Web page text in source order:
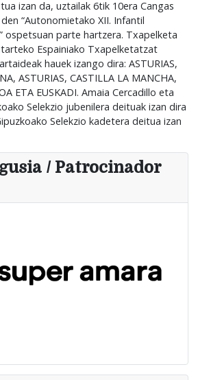
izan da, uztailak 6tik 10era Cangas
“Autonomietako XII. Infantil
ospetsuan parte hartzera. Txapelketa
Espainiako Txapelketatzat
hauek izango dira: ASTURIAS,
ASTURIAS, CASTILLA LA MANCHA,
ETA EUSKADI. Amaia Cercadillo eta
Selekzio jubenilera deituak izan dira
Selekzio kadetera deitua izan
/ Patrocinador